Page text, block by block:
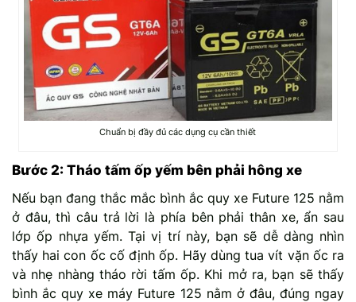
Chuẩn bị đầy đủ các dụng cụ cần thiết
Bước 2: Tháo tấm ốp yếm bên phải hông xe
Nếu bạn đang thắc mắc bình ắc quy xe Future 125 nằm
ở đâu, thì câu trả lời là phía bên phải thân xe, ẩn sau
lớp ốp nhựa yếm. Tại vị trí này, bạn sẽ dễ dàng nhìn
thấy hai con ốc cố định ốp. Hãy dùng tua vít vặn ốc ra
và nhẹ nhàng tháo rời tấm ốp. Khi mở ra, bạn sẽ thấy
bình ắc quy xe máy Future 125 nằm ở đâu, đúng ngay